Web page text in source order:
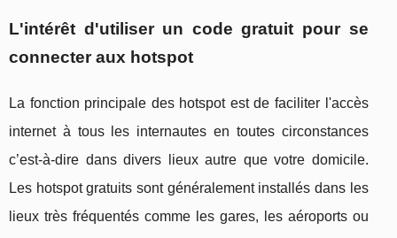
L'intérêt d'utiliser un code gratuit pour se
connecter aux hotspot
La fonction principale des hotspot est de faciliter l'accès
internet à tous les internautes en toutes circonstances
c’est-à-dire dans divers lieux autre que votre domicile.
Les hotspot gratuits sont généralement installés dans les
lieux très fréquentés comme les gares, les aéroports ou